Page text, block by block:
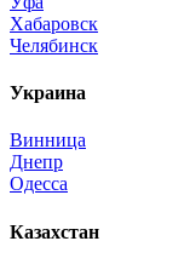
Хабаровск
Челябинск
Украина
Винница
Днепр
Одесса
Казахстан